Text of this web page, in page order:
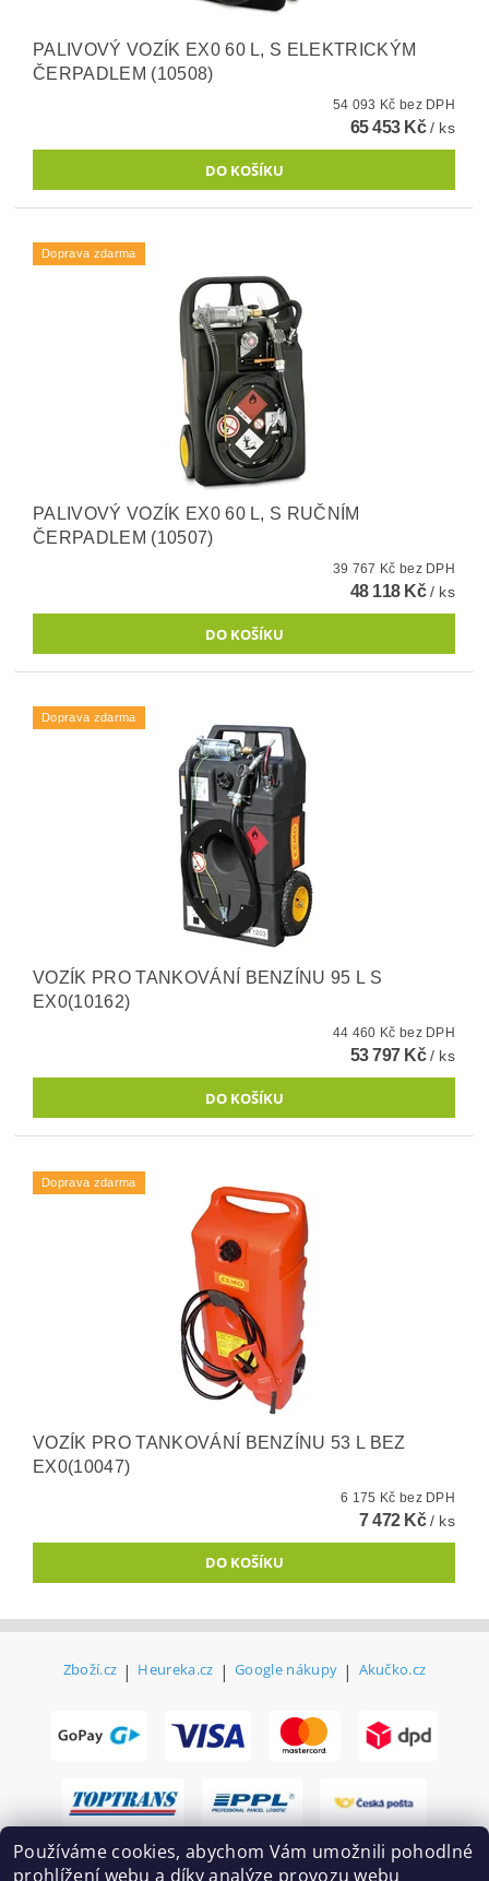
PALIVOVÝ VOZÍK EX0 60 L, S ELEKTRICKÝM
ČERPADLEM (10508)
54 093 Kč bez DPH
65 453 Kč/ ks
Doprava zdarma
PALIVOVÝ VOZÍK EX0 60 L, S RUČNÍM
ČERPADLEM (10507)
39 767 Kč bez DPH
48 118 Kč/ ks
Doprava zdarma
VOZÍK PRO TANKOVÁNÍ BENZÍNU 95 L S
EX0(10162)
44 460 Kč bez DPH
53 797 Kč/ ks
Doprava zdarma
VOZÍK PRO TANKOVÁNÍ BENZÍNU 53 L BEZ
EX0(10047)
6 175 Kč bez DPH
7 472 Kč/ ks
Zboží.cz | Heureka.cz | Google nákupy | Akučko.cz
Používáme cookies, abychom Vám umožnili pohodlné
prohlížení webu a díky analýze provozu webu